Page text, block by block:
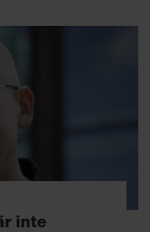
inte